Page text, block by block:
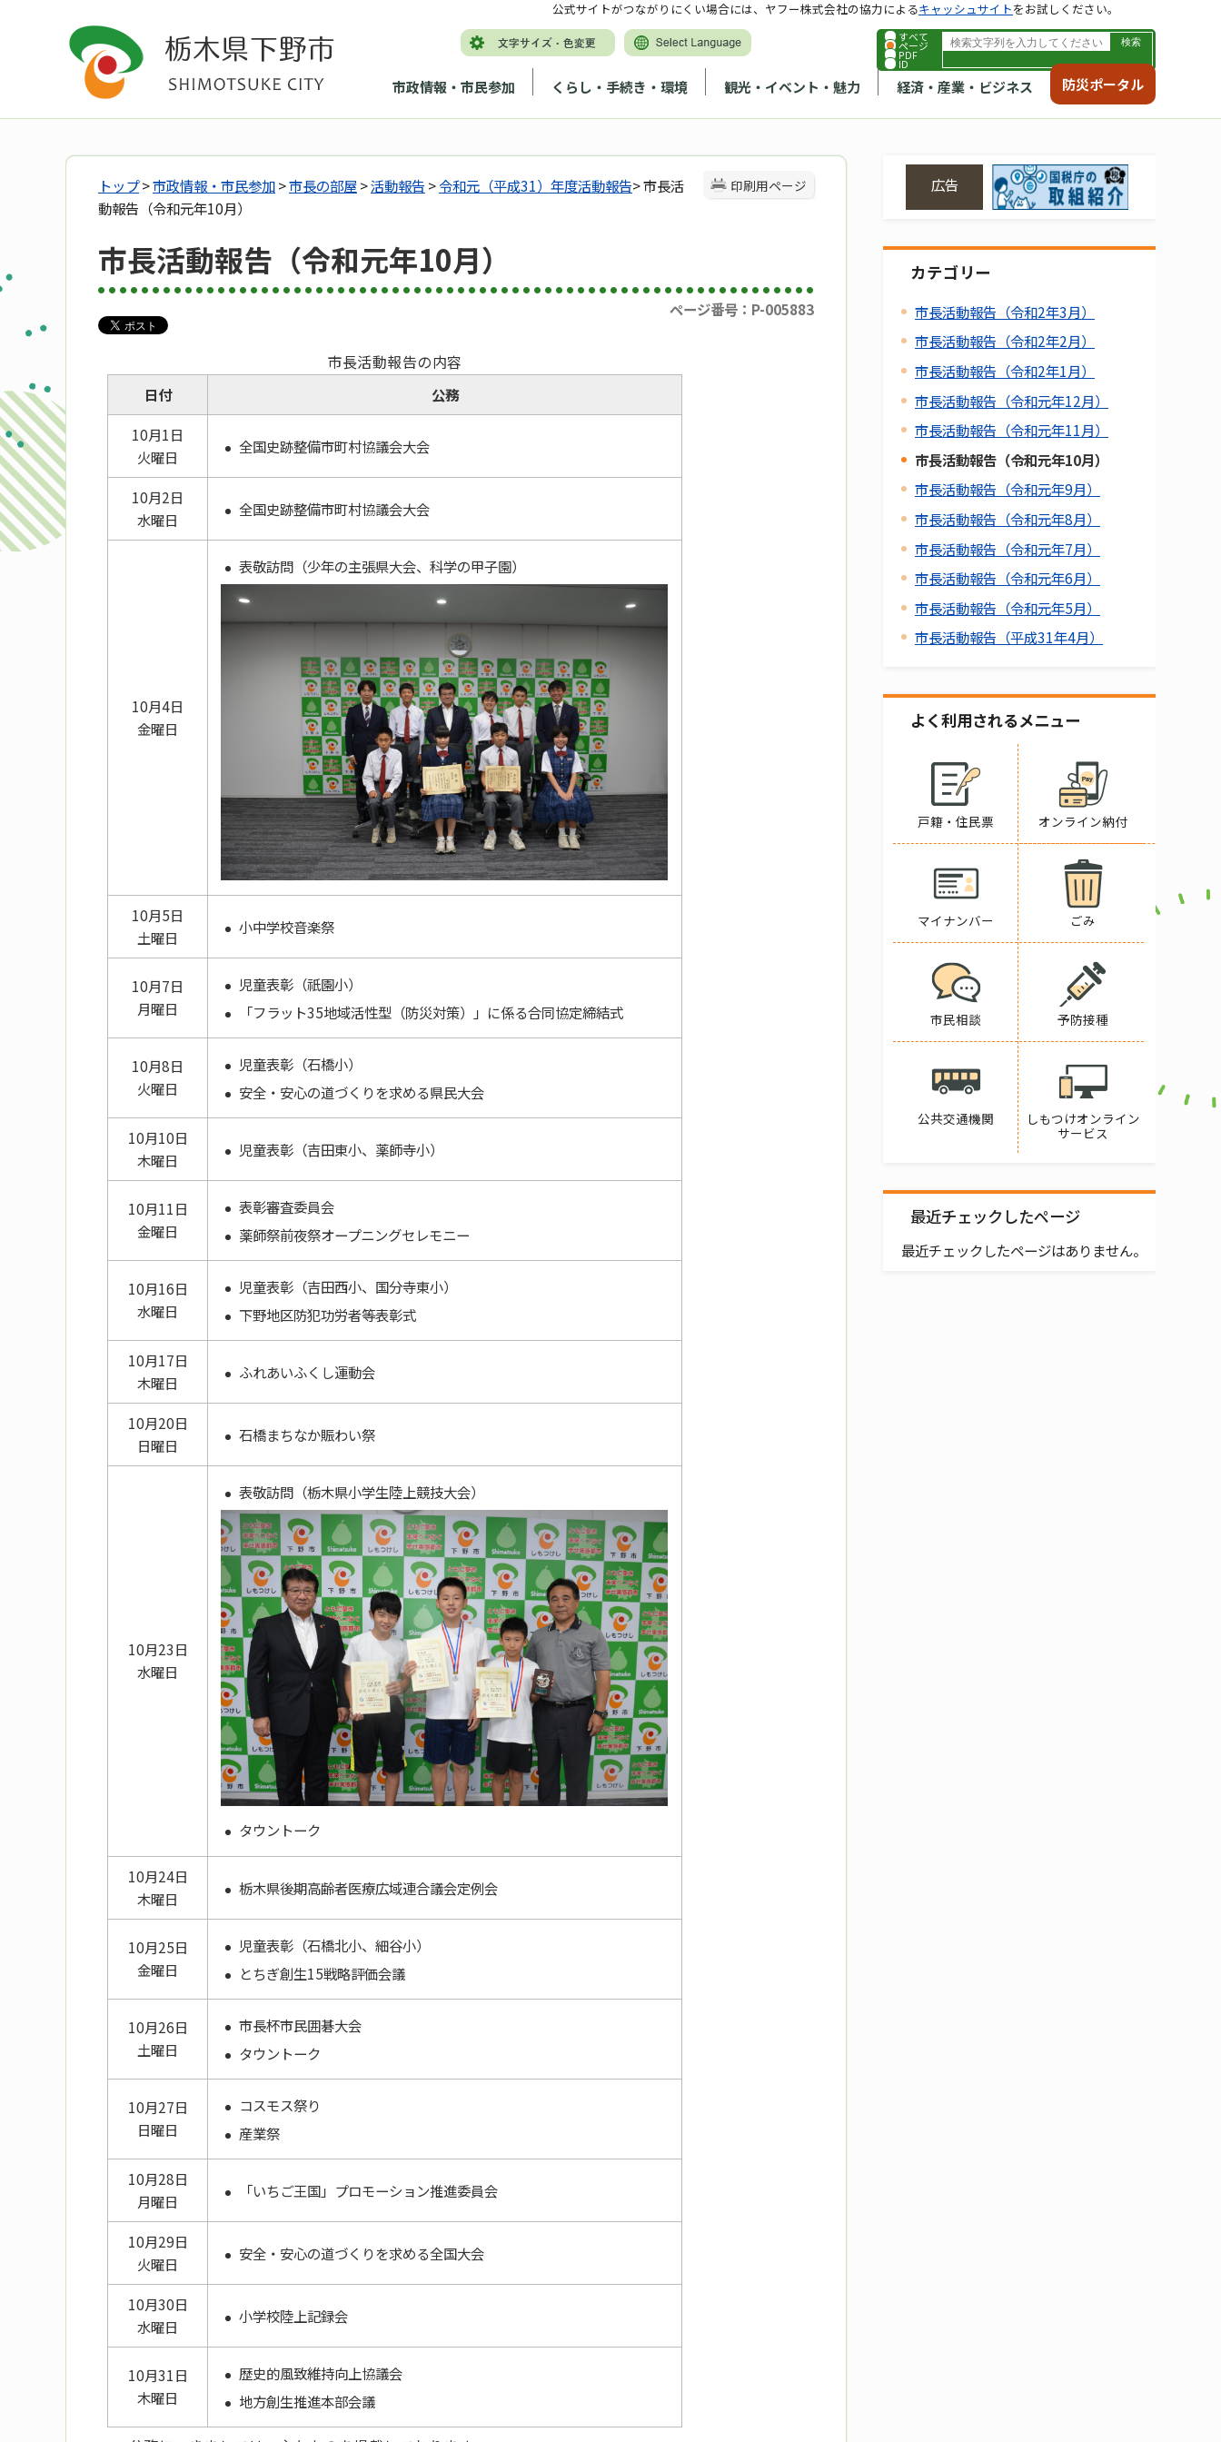
すべて
ページ
PDF
ID
市政情報・市民参加 くらし・手続き・環境 観光・イベント・魅力 経済・産業・ビジネス 防災ポータル
公式サイトがつながりにくい場合には、ヤフー株式会社の協力によるキャッシュサイトをお試しください。
印刷用ページ
トップ>市政情報・市民参加>市長の部屋>活動報告 >令和元（平成31）年度活動報告> 市長活
動報告（令和元年10月）
市長活動報告（令和元年10月）
ページ番号：P-005883
市長活動報告の内容
日付
公務
10月1日
火曜日
全国史跡整備市町村協議会大会
10月2日
水曜日
全国史跡整備市町村協議会大会
10月4日
金曜日
表敬訪問（少年の主張県大会、科学の甲子園）
10月5日
土曜日
小中学校音楽祭
10月7日
月曜日
児童表彰（祇園小）
「フラット35地域活性型（防災対策）」に係る合同協定締結式
10月8日
火曜日
児童表彰（石橋小）
安全・安心の道づくりを求める県民大会
10月10日
木曜日
児童表彰（吉田東小、薬師寺小）
10月11日
金曜日
表彰審査委員会
薬師祭前夜祭オープニングセレモニー
10月16日
水曜日
児童表彰（吉田西小、国分寺東小）
下野地区防犯功労者等表彰式
10月17日
木曜日
ふれあいふくし運動会
10月20日
日曜日
石橋まちなか賑わい祭
10月23日
水曜日
表敬訪問（栃木県小学生陸上競技大会）
タウントーク
10月24日
木曜日
栃木県後期高齢者医療広域連合議会定例会
10月25日
金曜日
児童表彰（石橋北小、細谷小）
とちぎ創生15戦略評価会議
10月26日
土曜日
市長杯市民囲碁大会
タウントーク
10月27日
日曜日
コスモス祭り
産業祭
10月28日
月曜日
「いちご王国」プロモーション推進委員会
10月29日
火曜日
安全・安心の道づくりを求める全国大会
10月30日
水曜日
小学校陸上記録会
10月31日
木曜日
歴史的風致維持向上協議会
地方創生推進本部会議
広告
カテゴリー
市長活動報告（令和2年3月）
市長活動報告（令和2年2月）
市長活動報告（令和2年1月）
市長活動報告（令和元年12月）
市長活動報告（令和元年11月）
市長活動報告（令和元年10月）
市長活動報告（令和元年9月）
市長活動報告（令和元年8月）
市長活動報告（令和元年7月）
市長活動報告（令和元年6月）
市長活動報告（令和元年5月）
市長活動報告（平成31年4月）
よく利用されるメニュー
戸籍・住民票 オンライン納付
マイナンバー ごみ
市民相談 予防接種
公共交通機関
しもつけオンライン
サービス
最近チェックしたページ
最近チェックしたページはありません。